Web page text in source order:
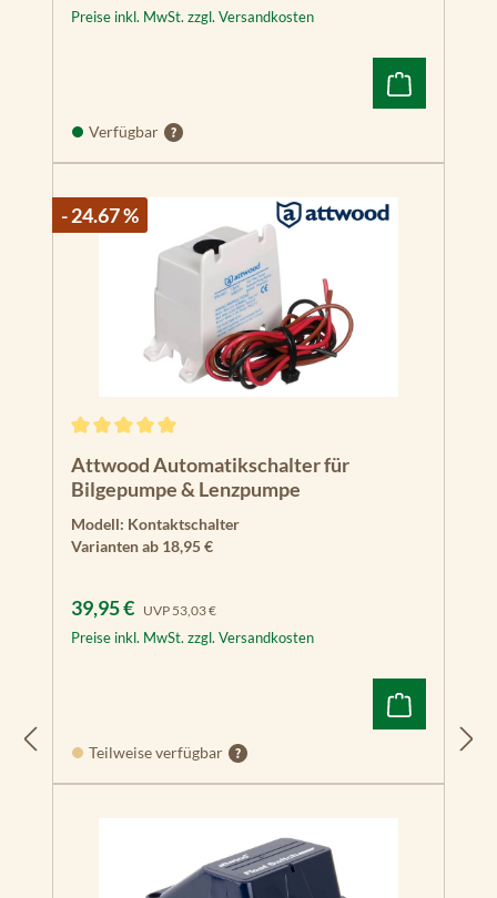
Preise inkl. MwSt. zzgl. Versandkosten
Verfügbar
- 24.67 %
Attwood Automatikschalter für
Bilgepumpe & Lenzpumpe
Modell: Kontaktschalter
Varianten ab 18,95 €
Verkaufspreis:
39,95 € UVP Regulärer Preis:
53,03 €
Preise inkl. MwSt. zzgl. Versandkosten
Teilweise verfügbar